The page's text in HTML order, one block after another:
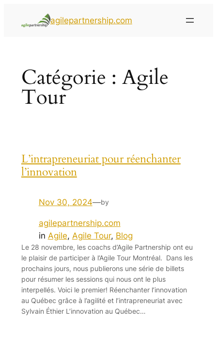
agilepartnership.com
Catégorie : Agile
Tour
L’intrapreneuriat pour réenchanter
l’innovation
Nov 30, 2024—by
agilepartnership.com
in Agile, Agile Tour, Blog
Le 28 novembre, les coachs d’Agile Partnership ont eu
le plaisir de participer à l’Agile Tour Montréal. Dans les
prochains jours, nous publierons une série de billets
pour résumer les sessions qui nous ont le plus
interpellés. Voici le premier! Réenchanter l’innovation
au Québec grâce à l’agilité et l’intrapreneuriat avec
Sylvain Éthier L’innovation au Québec…